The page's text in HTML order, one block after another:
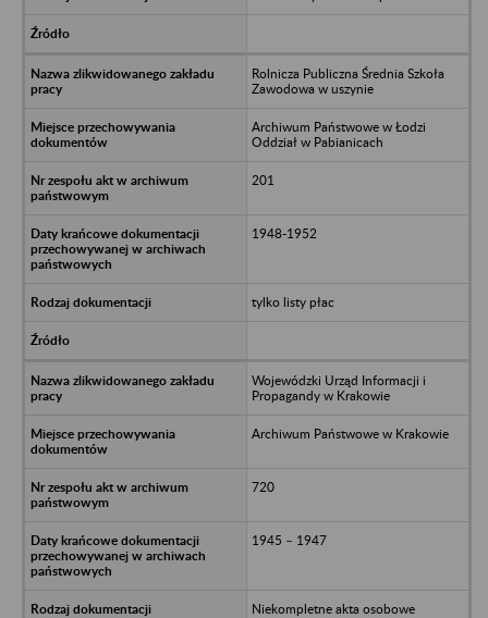
Rolnicza Publiczna Średnia Szkoła
Zawodowa w uszynie
Archiwum Państwowe w Łodzi
Oddział w Pabianicach
201
1948-1952
tylko listy płac
Wojewódzki Urząd Informacji i
Propagandy w Krakowie
Archiwum Państwowe w Krakowie
720
1945 – 1947
Niekompletne akta osobowe